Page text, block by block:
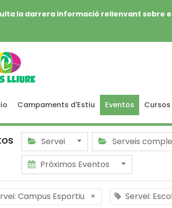
la darrera informació rellenvant sobre
Campaments d'Estiu Eventos Cursos
Servei Serveis
Próximos Eventos
Campus Esportiu × Servei: